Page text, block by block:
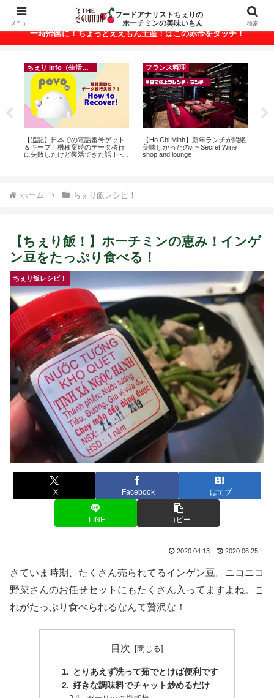
ベトナム・ホーチミンの美味いもんが満載！
一時帰国に！ちょっとええもん土産！はこの赤帯をタッチ！
ちぇり info（生活情報）
【追記】日本での電話番号ゲット
＆キープ！機種変時のデータ移行
に失敗したけど復活できた話！~
フランス料理
【Ho Chi Minh】新年ランチが悶絶
美味しかったの♪ ~ Secret Wine
shop and lounge
ホーム ちぇり飯レシピ！
【ちぇり飯！】ホーチミンの恵み！インゲ
ン豆をたっぷり食べる！
ちぇり飯レシピ！
X Facebook はてブ
LINE コピー
2020.04.13 2020.06.25
さていま時期、たくさん売られてるインゲン豆。ニコニコ
野菜さんのお任せセットにもたくさん入ってますよね。こ
れがたっぷり食べられるなんて贅沢な！
目次
とりあえず洗って茹でとけば便利です
好きな調味料でチャット炒めるだけ
メニュー
フードアナリストちぇりの
ホーチミンの美味いもん
検索